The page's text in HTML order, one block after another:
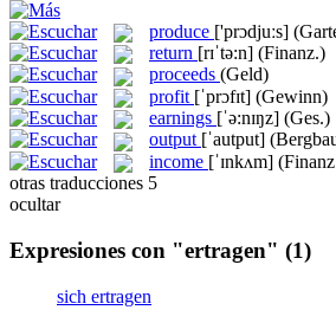
produce ['prɔdjuːs]
return [rɪˈtə:n] (Finanz.)
proceeds (Geld)
profit [ˈprɔfɪt] (Gewinn)
earnings [ˈə:nɪŋz] (Ges.)
output [ˈautput]
income [ˈɪnkʌm]
otras traducciones 5
ocultar
Expresiones con "ertragen" (1)
sich ertragen